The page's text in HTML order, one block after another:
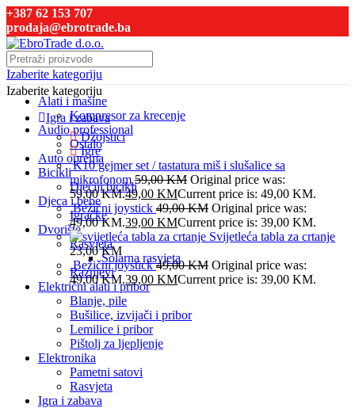
+387 62 153 707
prodaja@ebrotrade.ba
Izaberite kategoriju
Alati i mašine
Kompresor za krecenje
Audio professional
Ostalo
Auto oprema
Bicikli
Dječiji bicikli
Djeca i bebe
Igračke
Dvorište
Rasvjeta
Solarna rasvjeta
Raznjevi
Električni alati i pribor
Blanje, pile
Bušilice, izvijači i pribor
Lemilice i pribor
Pištolj za ljepljenje
Elektronika
Pametni satovi
Rasvjeta
Igra i zabava
Izaberite kategoriju
Igra i zabava
Džojstici
Igre
K10 gejmer set / tastatura miš i slušalice sa
mikrofonom59,00KM Original price was:
59,00 KM.49,00 KMCurrent price is: 49,00 KM.
Bežični joystick 49,00KM Original price was:
49,00 KM.39,00 KMCurrent price is: 39,00 KM.
Svijetleća tabla za crtanje
23,00KM
Bežični joystick49,00KM Original price was:
49,00 KM.39,00 KMCurrent price is: 39,00 KM.